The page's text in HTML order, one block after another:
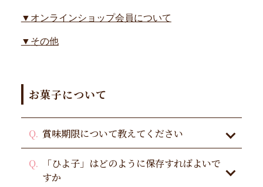
オンラインショップ会員について
その他
お菓子について
賞味期限について教えてください
「ひよ子」はどのように保存すればよいで
すか